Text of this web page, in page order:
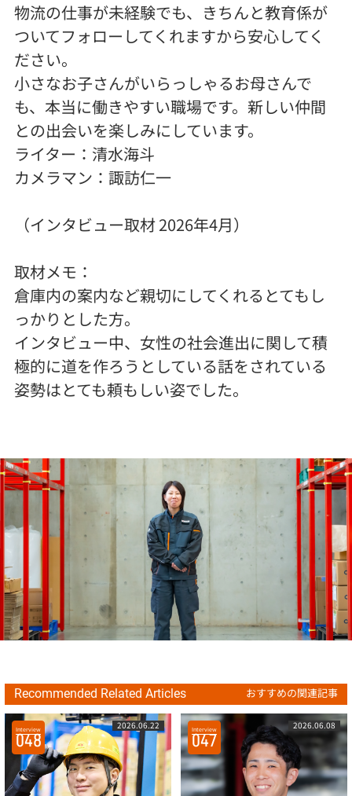
物流の仕事が未経験でも、きちんと教育係が
ついてフォローしてくれますから安心してく
ださい。
小さなお子さんがいらっしゃるお母さんで
も、本当に働きやすい職場です。新しい仲間
との出会いを楽しみにしています。
ライター：清水海斗
カメラマン：諏訪仁一
（インタビュー取材 2026年4月）
取材メモ：
倉庫内の案内など親切にしてくれるとてもし
っかりとした方。
インタビュー中、女性の社会進出に関して積
極的に道を作ろうとしている話をされている
姿勢はとても頼もしい姿でした。
Recommended Related Articles おすすめの関連記事
2026.06.22
Interview
048
2026.06.08
Interview
047